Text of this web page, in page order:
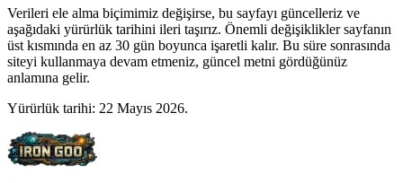
Verileri ele alma biçimimiz değişirse, bu sayfayı güncelleriz ve
aşağıdaki yürürlük tarihini ileri taşırız. Önemli değişiklikler sayfanın
üst kısmında en az 30 gün boyunca işaretli kalır. Bu süre sonrasında
siteyi kullanmaya devam etmeniz, güncel metni gördüğünüz
anlamına gelir.
Yürürlük tarihi: 22 Mayıs 2026.